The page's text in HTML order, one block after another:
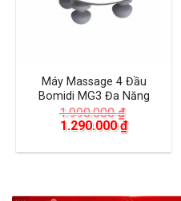
Máy Massage 4 Đầu
Bomidi MG3 Đa Năng
1.990.000₫
Giá
là:
1.290.000₫Giá
hiện
tại